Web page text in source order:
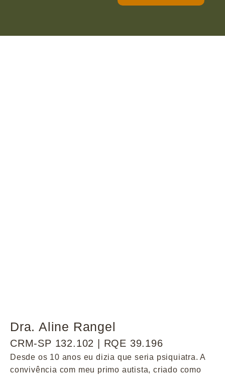
Dra. Aline Rangel
CRM-SP 132.102 | RQE 39.196
Desde os 10 anos eu dizia que seria psiquiatra. A
convivência com meu primo autista, criado como